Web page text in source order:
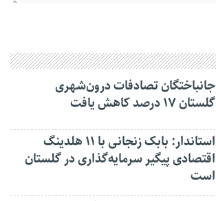
جانباختگان تصادفات درون‌شهری
گلستان ۱۷ درصد کاهش یافت
استاندار: بابک زنجانی با ۱۱ هلدینگ
اقتصادی پیگیر سرمایه‌گذاری در گلستان
است